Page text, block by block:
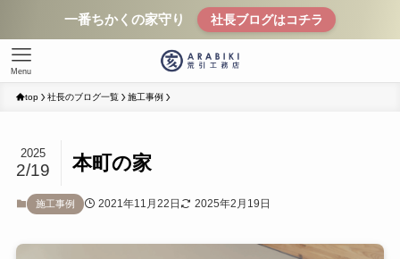
一番ちかくの家守り 社長ブログはコチラ
Menu
top 社長のブログ一覧 施工事例
本町の家
2025
2/19
施工事例 2021年11月22日 2025年2月19日